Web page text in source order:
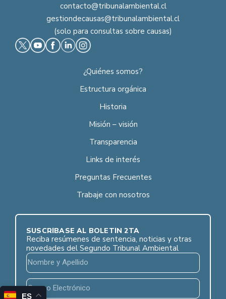
contacto@tribunalambiental.cl
gestiondecausas@tribunalambiental.cl
(solo para consultas sobre causas)
¿Quiénes somos?
Estructura orgánica
Historia
Misión – visión
Transparencia
Links de interés
Preguntas Frecuentes
Trabaje con nosotros
SUSCRÍBASE AL BOLETÍN 2TA
Reciba resúmenes de sentencia, noticias y otras
novedades del Segundo Tribunal Ambiental
ES